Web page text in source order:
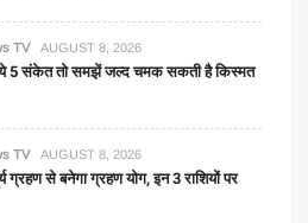
TV AUGUST 8, 2026
5 संकेत तो समझें जल्द चमक सकती है किस्मत
TV AUGUST 8, 2026
ग्रहण से बनेगा ग्रहण योग, इन 3 राशियों पर